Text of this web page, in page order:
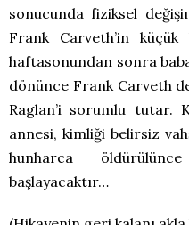
sonucunda fiziksel
Frank Carveth’in
haftasonundan sonra
dönünce Frank Carveth
Raglan’i sorumlu tutar.
annesi, kimliği belirsiz
hunharca
başlayacaktır…